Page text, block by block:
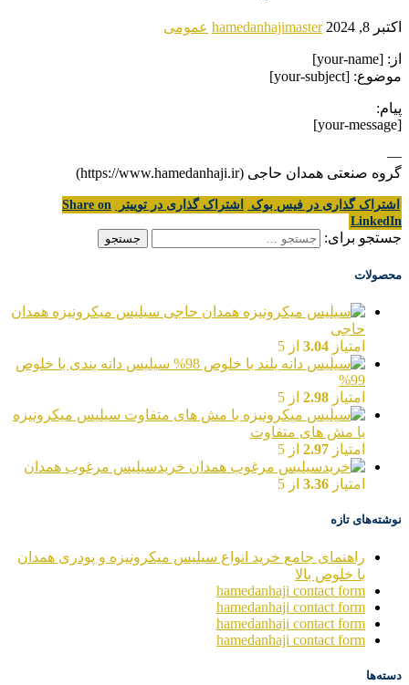
اکتبر 8, 2024 hamedanhajimaster عمومی
از: [your-name]
موضوع: [your-subject]
پیام:
[your-message]
—
گروه صنعتی همدان حاجی (https://www.hamedanhaji.ir)
اشتراک گذاری در فیس بوک اشتراک گذاری در توییتر
Share on
LinkedIn
جستجو برای:
محصولات
سیلیس میکرونیزه همدان
حاجی
امتیاز 3.04 از 5
سیلیس دانه بندی با خلوص
99%
امتیاز 2.98 از 5
سیلیس میکرونیزه
با مش های متفاوت
امتیاز 2.97 از 5
خریدسیلیس مرغوب همدان
امتیاز 3.36 از 5
نوشته‌های تازه
راهنمای جامع خرید انواع سیلیس میکرونیزه و پودری همدان
با خلوص بالا
hamedanhaji contact form
hamedanhaji contact form
hamedanhaji contact form
hamedanhaji contact form
دسته‌ها